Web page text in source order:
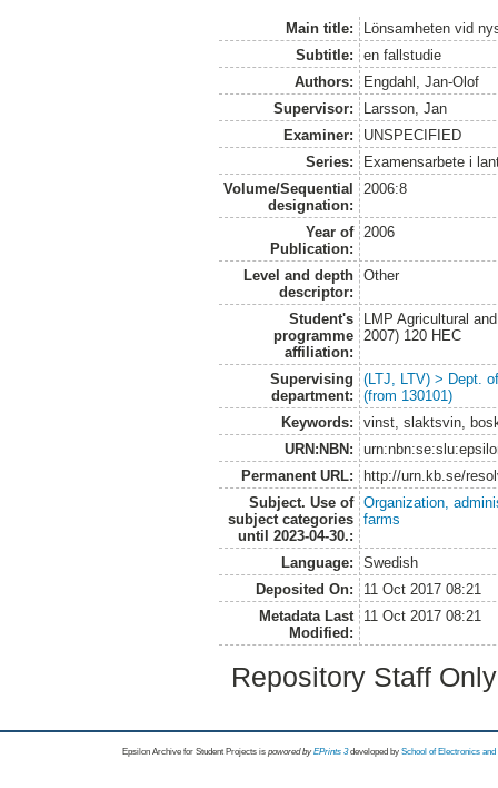
Main title:
Lönsamheten vid
Subtitle:
en fallstudie
Authors:
Engdahl, Jan-Olof
Supervisor:
Larsson, Jan
Examiner:
UNSPECIFIED
Series:
Examensarbete i
Volume/Sequential
designation:
2006:8
Year of
Publication:
2006
Level and depth
descriptor:
Other
Student's
programme
affiliation:
LMP Agricultural
2007) 120 HEC
Supervising
department:
(LTJ, LTV) > Dept.
(from 130101)
Keywords:
vinst, slaktsvin,
URN:NBN:
Permanent URL:
http://urn.kb.se/
Subject. Use of
subject categories
until 2023-04-30.:
Organization,
farms
Language:
Swedish
Deposited On:
11 Oct 2017 08:21
Metadata Last
Modified:
11 Oct 2017 08:21
Repository Staff
Epsilon Archive for Student Projects is powored byEPrints 3 developed by School of Electronics